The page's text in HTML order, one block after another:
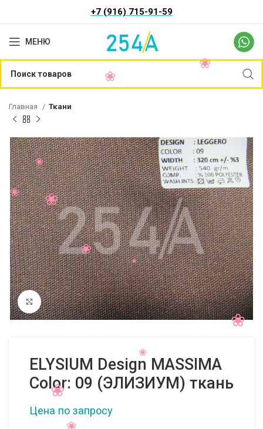
+7 (916) 715-91-59
МЕНЮ
Главная Ткани
Нажмите, чтобы увеличить
ELYSIUM Design MASSIMA
Color: 09 (ЭЛИЗИУМ) ткань
Цена по запросу